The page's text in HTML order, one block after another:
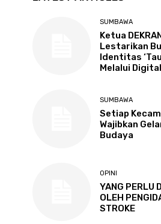
SUMBAWA
Ketua
Lestarikan
Identitas
Melalui
SUMBAWA
Setiap
Wajibkan
Budaya
OPINI
YANG PERLU
OLEH
STROKE